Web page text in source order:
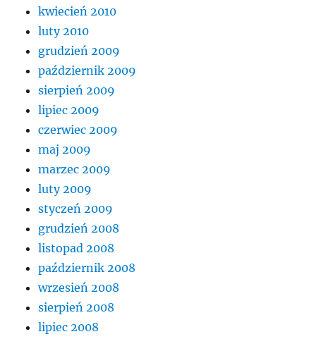
kwiecień 2010
luty 2010
grudzień 2009
październik 2009
sierpień 2009
lipiec 2009
czerwiec 2009
maj 2009
marzec 2009
luty 2009
styczeń 2009
grudzień 2008
listopad 2008
październik 2008
wrzesień 2008
sierpień 2008
lipiec 2008